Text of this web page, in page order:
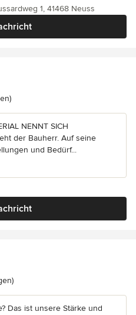
1, 41468 Neuss
von 5 Sternen
NENNT SICH
der Bauherr. Auf seine
und Bedürf...
von 5 Sternen
Das ist unsere Stärke und